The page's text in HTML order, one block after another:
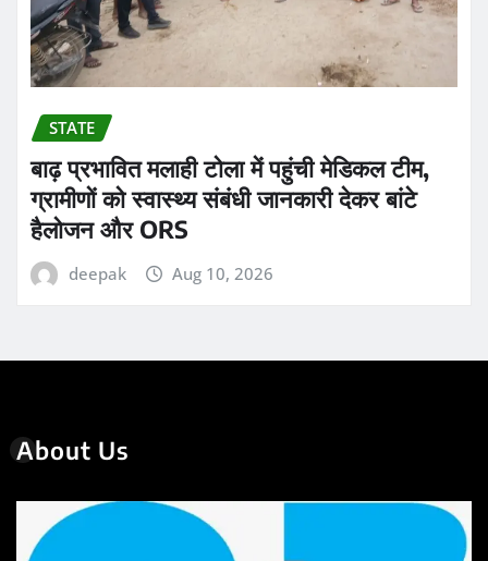
STATE
बाढ़ प्रभावित मलाही टोला में पहुंची मेडिकल टीम,
ग्रामीणों को स्वास्थ्य संबंधी जानकारी देकर बांटे
हैलोजन और ORS
deepak Aug 10, 2026
About Us